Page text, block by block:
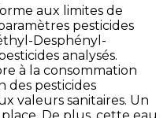
aux limites de
pesticides
Desphényl-
analysés.
à la consommation
des pesticides
valeurs sanitaires. Un